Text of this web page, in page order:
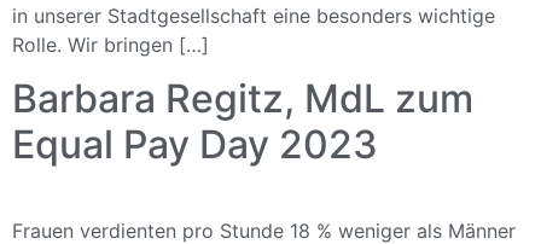
in unserer Stadtgesellschaft eine besonders wichtige
Rolle. Wir bringen […]
Barbara Regitz, MdL zum
Equal Pay Day 2023
Frauen verdienten pro Stunde 18 % weniger als Männer